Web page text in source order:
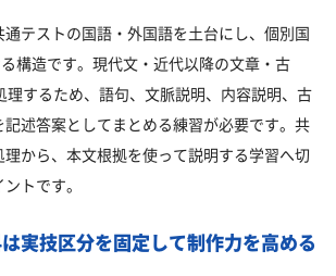
テストの国語・外国語を土台にし、個別国
構造です。現代文・近代以降の文章・古
理するため、語句、文脈説明、内容説明、古
述答案としてまとめる練習が必要です。共
から、本文根拠を使って説明する学習へ切
トです。
実技区分を固定して制作力を高める